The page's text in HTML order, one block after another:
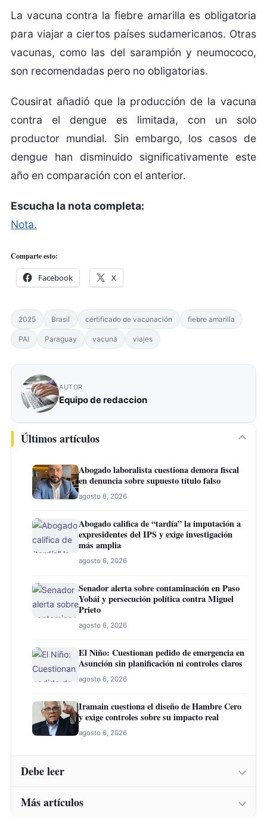
La vacuna contra la fiebre amarilla es obligatoria
para viajar a ciertos países sudamericanos. Otras
vacunas, como las del sarampión y neumococo,
son recomendadas pero no obligatorias.
Cousirat añadió que la producción de la vacuna
contra el dengue es limitada, con un solo
productor mundial. Sin embargo, los casos de
dengue han disminuido significativamente este
año en comparación con el anterior.
Escucha la nota completa:
Nota.
Comparte esto:
Facebook X
2025 Brasil certificado de vacunación fiebre amarilla
PAI Paraguay vacuna viajes
AUTOR
Equipo de redaccion
Últimos artículos
Abogado laboralista cuestiona demora fiscal
en denuncia sobre supuesto título falso
agosto 6, 2026
Abogado califica de “tardía” la imputación a
expresidentes del IPS y exige investigación
más amplia
agosto 6, 2026
Senador alerta sobre contaminación en Paso
Yobái y persecución política contra Miguel
Prieto
agosto 6, 2026
El Niño: Cuestionan pedido de emergencia en
Asunción sin planificación ni controles claros
agosto 6, 2026
Iramain cuestiona el diseño de Hambre Cero
y exige controles sobre su impacto real
agosto 6, 2026
Debe leer
Abogado laboralista cuestiona demora fiscal
Más artículos